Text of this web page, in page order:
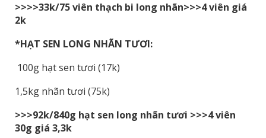
>>>>33k/75 viên thạch bi long nhãn>>>4 viên giá
2k
*HẠT SEN LONG NHÃN TƯƠI:
100g hạt sen tươi (17k)
1,5kg nhãn tươi (75k)
>>>92k/840g hạt sen long nhãn tươi >>>4 viên
30g giá 3,3k